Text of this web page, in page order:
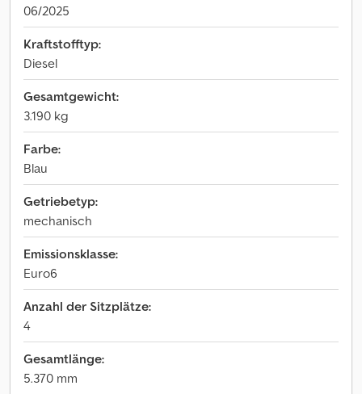
06/2025
Kraftstofftyp:
Diesel
Gesamtgewicht:
3.190 kg
Farbe:
Blau
Getriebetyp:
mechanisch
Emissionsklasse:
Euro6
Anzahl der Sitzplätze:
4
Gesamtlänge:
5.370 mm